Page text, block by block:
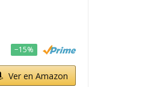
−15%
Ver en Amazon